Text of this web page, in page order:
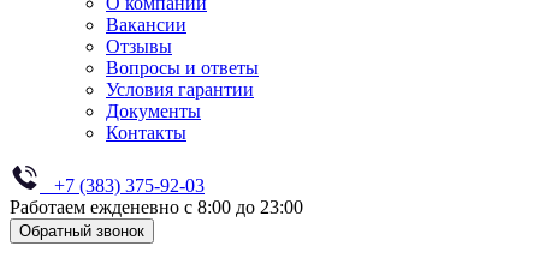
Вакансии
Отзывы
Вопросы и ответы
Условия гарантии
Документы
Контакты
+7 (383) 375-92-03
Работаем ежденевно с 8:00 до 23:00
Обратный звонок